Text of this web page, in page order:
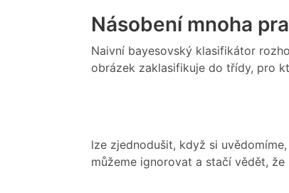
Násobení mnoha
Naivní bayesovský klasifikátor
obrázek zaklasifikuje do třídy, pro
lze zjednodušit, když si
můžeme ignorovat a stačí vědět, že